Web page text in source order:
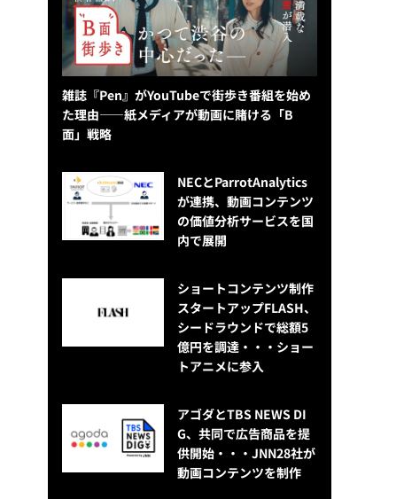
雑誌『Pen』がYouTubeで街歩き番組を始め
た理由——紙メディアが動画に賭ける「B
面」戦略
NECとParrotAnalytics
が連携、動画コンテンツ
の価値分析サービスを国
内で展開
ショートコンテンツ制作
スタートアップFLASH、
シードラウンドで総額5
億円を調達・・・ショー
トアニメに参入
アゴダとTBS NEWS DI
G、共同で広告商品を提
供開始・・・JNN28社が
動画コンテンツを制作